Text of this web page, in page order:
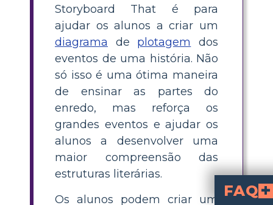
Storyboard That é para
ajudar os alunos a criar um
diagrama de plotagem
dos
eventos de uma história. Não
só isso é uma ótima maneira
de ensinar as partes do
enredo, mas reforça os
grandes eventos e ajudar os
alunos a desenvolver uma
maior compreensão das
estruturas literárias.
Os alunos podem criar um
FAQ